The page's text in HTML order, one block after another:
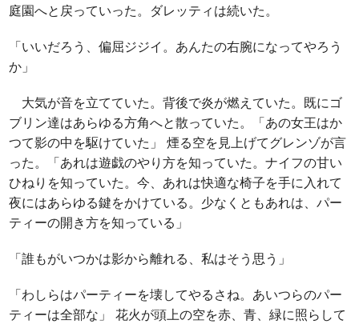
庭園へと戻っていった。ダレッティは続いた。
「いいだろう、偏屈ジジイ。あんたの右腕になってやろう
か」
大気が音を立てていた。背後で炎が燃えていた。既にゴ
ブリン達はあらゆる方角へと散っていた。「あの女王はか
つて影の中を駆けていた」 煙る空を見上げてグレンゾが言
った。「あれは遊戯のやり方を知っていた。ナイフの甘い
ひねりを知っていた。今、あれは快適な椅子を手に入れて
夜にはあらゆる鍵をかけている。少なくともあれは、パー
ティーの開き方を知っている」
「誰もがいつかは影から離れる、私はそう思う」
「わしらはパーティーを壊してやるさね。あいつらのパー
ティーは全部な」 花火が頭上の空を赤、青、緑に照らして